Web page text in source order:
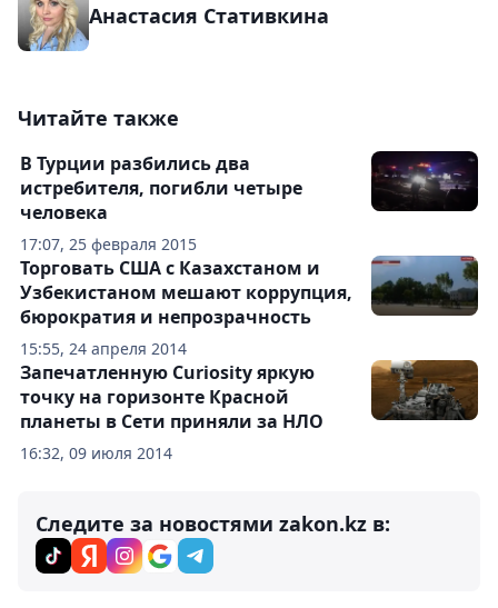
Анастасия Стативкина
Читайте также
17:07, 25 февраля 2015
В Турции разбились два
истребителя, погибли четыре
человека
15:55, 24 апреля 2014
Торговать США с Казахстаном и
Узбекистаном мешают коррупция,
бюрократия и непрозрачность
16:32, 09 июля 2014
Запечатленную Curiosity яркую
точку на горизонте Красной
планеты в Сети приняли за НЛО
Следите за новостями zakon.kz в: